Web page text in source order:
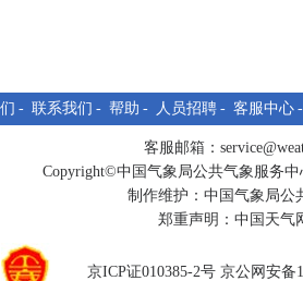
- 联系我们 - 帮助 - 人员招聘 - 客服中心
客服邮箱：
Copyright©中国气象局公共气象服务中
制作维护：中国气象局公
郑重声明：中国天气
京ICP证010385-2号 京公网安备